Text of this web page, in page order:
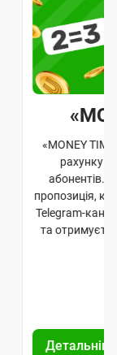
«MONEY
рахунку
абонентів.
пропозиція,
Telegram-
та